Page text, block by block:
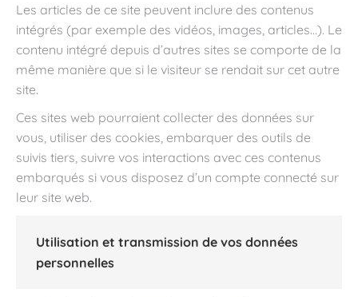
Les articles de ce site peuvent inclure des contenus
intégrés (par exemple des vidéos, images, articles…). Le
contenu intégré depuis d’autres sites se comporte de la
même manière que si le visiteur se rendait sur cet autre
site.
Ces sites web pourraient collecter des données sur
vous, utiliser des cookies, embarquer des outils de
suivis tiers, suivre vos interactions avec ces contenus
embarqués si vous disposez d’un compte connecté sur
leur site web.
Utilisation et transmission de vos données
personnelles